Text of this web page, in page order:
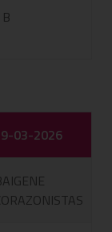
03-2026